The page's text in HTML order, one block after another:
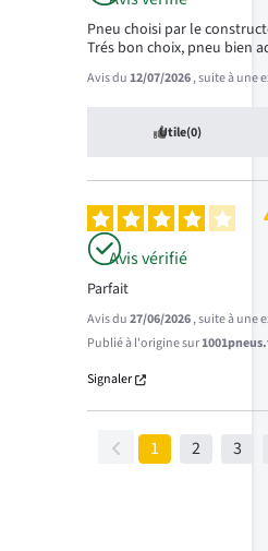
Pneu choisi par le
Trés bon choix, pneu bien
Avis du12/07/2026, suite à une
Utile(0)
Avis vérifié
Parfait
Avis du27/06/2026, suite à une
Publié à l'origine sur
Signaler
1 2 3